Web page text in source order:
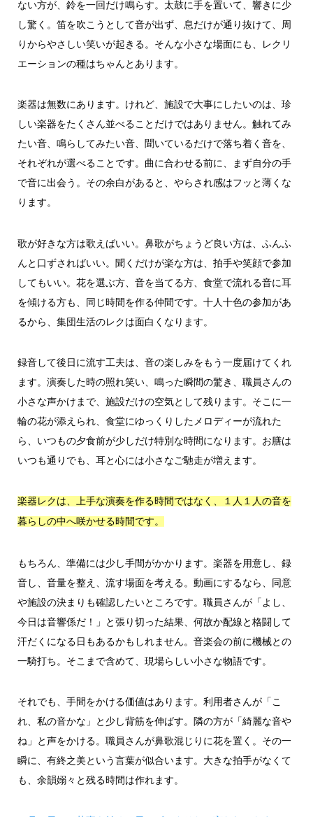
ない方が、鈴を一回だけ鳴らす。太鼓に手を置いて、響きに少
し驚く。笛を吹こうとして音が出ず、息だけが通り抜けて、周
りからやさしい笑いが起きる。そんな小さな場面にも、レクリ
エーションの種はちゃんとあります。
楽器は無数にあります。けれど、施設で大事にしたいのは、珍
しい楽器をたくさん並べることだけではありません。触れてみ
たい音、鳴らしてみたい音、聞いているだけで落ち着く音を、
それぞれが選べることです。曲に合わせる前に、まず自分の手
で音に出会う。その余白があると、やらされ感はフッと薄くな
ります。
歌が好きな方は歌えばいい。鼻歌がちょうど良い方は、ふんふ
んと口ずさればいい。聞くだけが楽な方は、拍手や笑顔で参加
してもいい。花を選ぶ方、音を当てる方、食堂で流れる音に耳
を傾ける方も、同じ時間を作る仲間です。十人十色の参加があ
るから、集団生活のレクは面白くなります。
録音して後日に流す工夫は、音の楽しみをもう一度届けてくれ
ます。演奏した時の照れ笑い、鳴った瞬間の驚き、職員さんの
小さな声かけまで、施設だけの空気として残ります。そこに一
輪の花が添えられ、食堂にゆっくりしたメロディーが流れた
ら、いつもの夕食前が少しだけ特別な時間になります。お膳は
いつも通りでも、耳と心には小さなご馳走が増えます。
楽器レクは、上手な演奏を作る時間ではなく、１人１人の音を
暮らしの中へ咲かせる時間です。
もちろん、準備には少し手間がかかります。楽器を用意し、録
音し、音量を整え、流す場面を考える。動画にするなら、同意
や施設の決まりも確認したいところです。職員さんが「よし、
今日は音響係だ！」と張り切った結果、何故か配線と格闘して
汗だくになる日もあるかもしれません。音楽会の前に機械との
一騎打ち。そこまで含めて、現場らしい小さな物語です。
それでも、手間をかける価値はあります。利用者さんが「こ
れ、私の音かな」と少し背筋を伸ばす。隣の方が「綺麗な音や
ね」と声をかける。職員さんが鼻歌混じりに花を置く。その一
瞬に、有終之美という言葉が似合います。大きな拍手がなくて
も、余韻嫋々と残る時間は作れます。